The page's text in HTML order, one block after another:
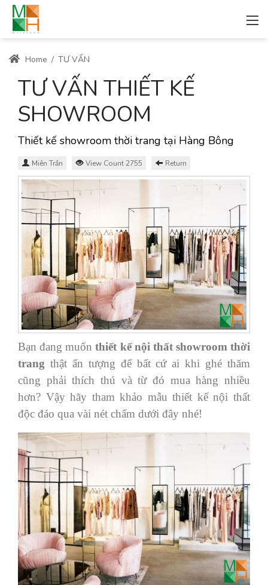
Home / TƯ VẤN
TƯ VẤN THIẾT KẾ
SHOWROOM
Thiết kế showroom thời trang tại Hàng Bông
Miên Trần View Count 2755 Return
Bạn đang muốnthiết kế nội thất showroom thời
trang thật ấn tượng để bất cứ ai khi ghé thăm
cũng phải thích thú và từ đó mua hàng nhiều
hơn? Vậy hãy tham khảo mẫu thiết kế nội thất
độc đáo qua vài nét chấm dưới đây nhé!